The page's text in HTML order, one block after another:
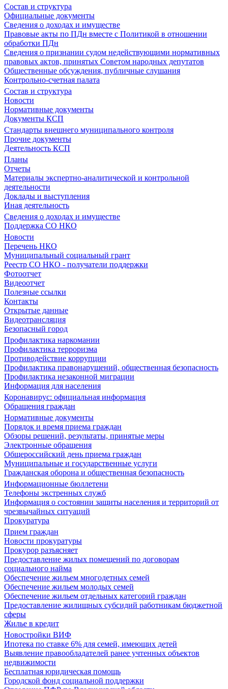
Состав и структура
Официальные документы
Сведения о доходах и имуществе
Правовые акты по ПДн вместе с Политикой в отношении
обработки ПДн
Сведения о признании судом недействующими нормативных
правовых актов, принятых Советом народных депутатов
Общественные обсуждения, публичные слушания
Контрольно-счетная палата
Состав и структура
Новости
Нормативные документы
Документы КСП
Стандарты внешнего муниципального контроля
Прочие документы
Деятельность КСП
Планы
Отчеты
Материалы экспертно-аналитической и контрольной
деятельности
Доклады и выступления
Иная деятельность
Сведения о доходах и имуществе
Поддержка СО НКО
Новости
Перечень НКО
Муниципальный социальный грант
Реестр СО НКО - получатели поддержки
Фотоотчет
Видеоотчет
Полезные ссылки
Контакты
Открытые данные
Видеотрансляция
Безопасный город
Профилактика наркомании
Профилактика терроризма
Противодействие коррупции
Профилактика правонарушений, общественная безопасность
Профилактика незаконной миграции
Информация для населения
Коронавирус: официальная информация
Обращения граждан
Нормативные документы
Порядок и время приема граждан
Обзоры решений, результаты, принятые меры
Электронные обращения
Общероссийский день приема граждан
Муниципальные и государственные услуги
Гражданская оборона и общественная безопасность
Информационные бюллетени
Телефоны экстренных служб
Информация о состоянии защиты населения и территорий от
чрезвычайных ситуаций
Прокуратура
Прием граждан
Новости прокуратуры
Прокурор разъясняет
Предоставление жилых помещений по договорам
социального найма
Обеспечение жильем многодетных семей
Обеспечение жильем молодых семей
Обеспечение жильем отдельных категорий граждан
Предоставление жилищных субсидий работникам бюджетной
сферы
Жилье в кредит
Новостройки ВИФ
Ипотека по ставке 6% для семей, имеющих детей
Выявление правообладателей ранее учтенных объектов
недвижимости
Бесплатная юридическая помощь
Городской фонд социальной поддержки